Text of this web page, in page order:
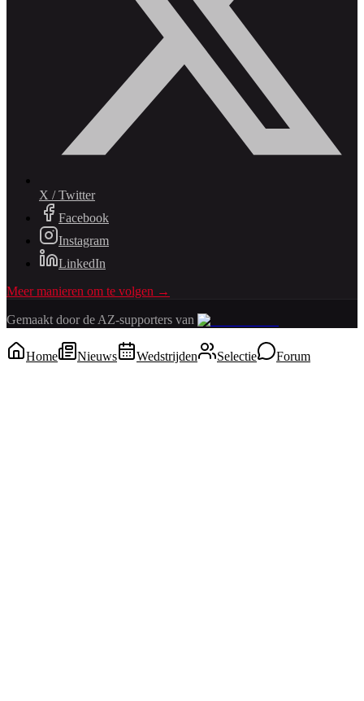
X / Twitter
Facebook
Instagram
LinkedIn
Meer manieren om te volgen →
Gemaakt door de AZ-supporters van
Home Nieuws Wedstrijden Selectie Forum